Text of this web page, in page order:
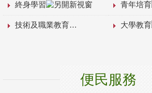
終身學習 青年培育
技術及職業教育 大學教育
便民服務